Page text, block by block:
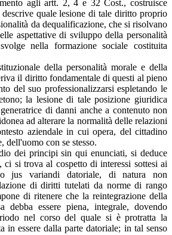
agli artt. 2, 4 e 32 Cost., costruisce
quale lesione di tale diritto proprio
da dequalificazione, che si risolvano
aspettative di sviluppo della personalità
nella formazione sociale costituita
della personalità morale e della
il diritto fondamentale di questi al pieno
del suo professionalizzarsi espletando le
la lesione di tale posizione giuridica
di danni anche a contenuto non
ad alterare la normalità delle relazioni
aziendale in cui opera, del cittadino
dell'uomo con se stesso.
dei principi sin qui enunciati, si deduce
ci si trova al cospetto di interessi sottesi ai
jus variandi datoriale, di natura non
di diritti tutelati da norme di rango
di ritenere che la reintegrazione della
debba essere piena, integrale, dovendo
nel corso del quale si è protratta la
in essere dalla parte datoriale; in tal senso